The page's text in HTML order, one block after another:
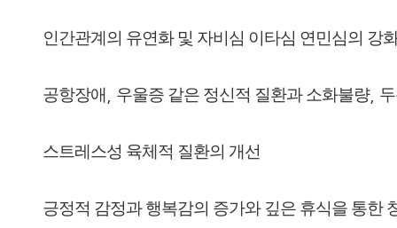
인간관계의 유연화 및 자비심 이타심 연민심의 강
공항장애 우울증 같은 정신적 질환과 소화불량,
스트레스성 육체적 질환의 개선
긍정적 감정과 행복감의 증가와 깊은 휴식을 통한